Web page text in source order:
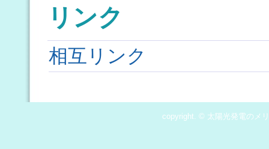
リンク
相互リンク
copyright. © 太陽光発電のメ